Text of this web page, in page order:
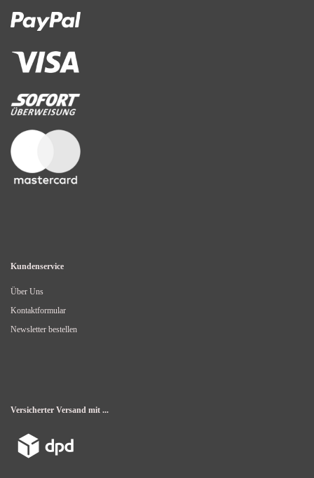
Kundenservice
Über Uns
Kontaktformular
Newsletter bestellen
Versicherter Versand mit ...